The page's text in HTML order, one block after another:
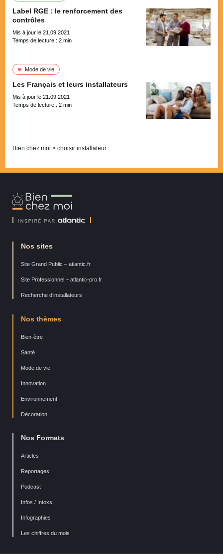
Label RGE : le renforcement des
contrôles
Mis à jour le 21.09.2021
Temps de lecture : 2 min
Mode de vie
Les Français et leurs installateurs
Mis à jour le 21.09.2021
Temps de lecture : 2 min
Bien chez moi > choisir installateur
Bien
Chez
Nos sites
Site Grand Public – atlantic.fr
Site Professionnel – atlantic-pro.fr
Recherche d’installateurs
Nos thèmes
Bien-être
Santé
Mode de vie
Innovation
Environnement
Décoration
Nos Formats
Articles
Reportages
Podcast
Infos / Intoxs
Infographies
Les chiffres du mois